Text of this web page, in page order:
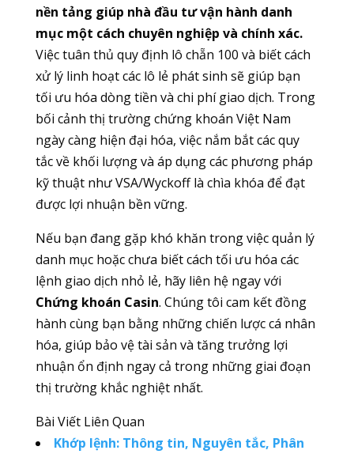
nền tảng giúp nhà đầu tư vận hành danh
mục một cách chuyên nghiệp và chính xác.
Việc tuân thủ quy định lô chẵn 100 và biết cách
xử lý linh hoạt các lô lẻ phát sinh sẽ giúp bạn
tối ưu hóa dòng tiền và chi phí giao dịch. Trong
bối cảnh thị trường chứng khoán Việt Nam
ngày càng hiện đại hóa, việc nắm bắt các quy
tắc về khối lượng và áp dụng các phương pháp
kỹ thuật như VSA/Wyckoff là chìa khóa để đạt
được lợi nhuận bền vững.
Nếu bạn đang gặp khó khăn trong việc quản lý
danh mục hoặc chưa biết cách tối ưu hóa các
lệnh giao dịch nhỏ lẻ, hãy liên hệ ngay với
Chứng khoán Casin. Chúng tôi cam kết đồng
hành cùng bạn bằng những chiến lược cá nhân
hóa, giúp bảo vệ tài sản và tăng trưởng lợi
nhuận ổn định ngay cả trong những giai đoạn
thị trường khắc nghiệt nhất.
Bài Viết Liên Quan
Khớp lệnh: Thông tin, Nguyên tắc, Phân